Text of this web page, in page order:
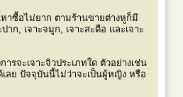
าซื้อไม่ยาก ตามร้านขายต่างหูก็มี
ก, เจาะจมูก, เจาะสะดือ และเจาะ
จะเจาะจิวประเภทใด ตัวอย่างเช่น
ลย ปัจจุบันนี้ไม่ว่าจะเป็นผู้หญิง หรือ